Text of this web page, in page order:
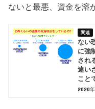
ないと最悪、資金を溶
ない
に強
され
違い
こと
2020